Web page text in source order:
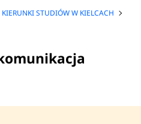
KIERUNKI STUDIÓW W KIELCACH